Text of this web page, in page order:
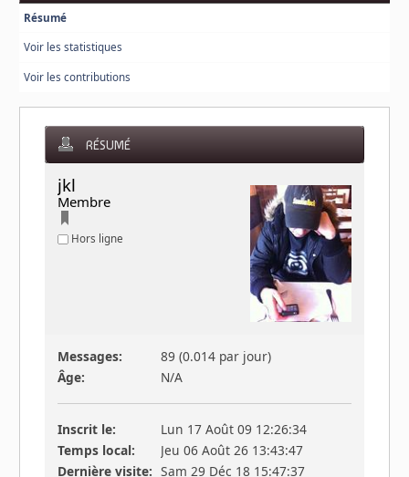
Résumé
Voir les statistiques
Voir les contributions
RÉSUMÉ
jkl
Membre
Hors ligne
Messages:
89 (0.014 par jour)
Âge:
N/A
Inscrit le:
Lun 17 Août 09 12:26:34
Temps local:
Jeu 06 Août 26 13:43:47
Dernière visite: Sam 29 Déc 18 15:47:37